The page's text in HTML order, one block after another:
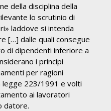
della disciplina della
lo scrutinio di
laddove si intenda
[…] dalle quali consegue
di dipendenti inferiore a
i princìpi
per ragioni
legge 223/1991 e volti
ai lavoratori
datore.